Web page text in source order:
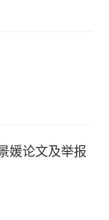
媛论文及举报